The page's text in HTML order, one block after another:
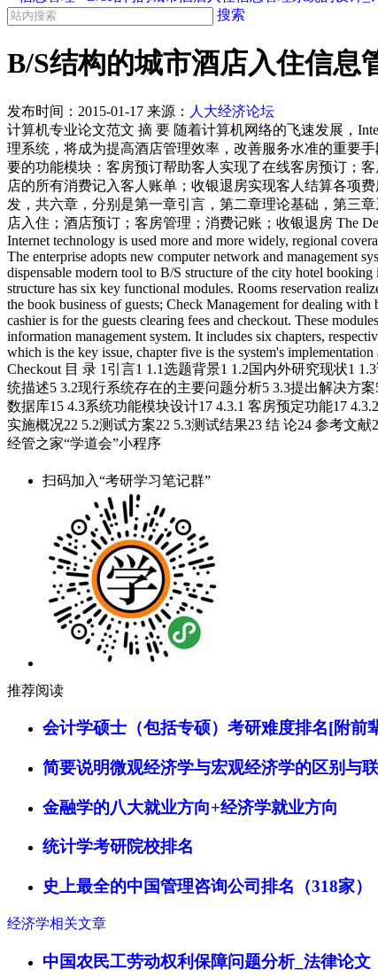
搜索
B/S结构的城市酒店入住信息
发布时间： 2015-01-17 来源： 人大经济论坛
计算机专业论文范文 摘 要 随着计算机网络的飞速发展，
理系统，将成为提高酒店管理效率，改善服务水准的重要
要的功能模块：客房预订帮助客人实现了在线客房预订；
店的所有消费记入客人账单；收银退房实现客人结算各项
发，共六章，分别是第一章引言，第二章理论基础，第三
店入住；酒店预订；客房管理；消费记账；收银退房 The
Internet technology is used more and more widely, regional
The enterprise adopts new computer network and management
dispensable modern tool to B/S structure of the city hotel
structure has six key functional modules. Rooms reservation
the book business of guests; Check Management for dealing
cashier is for the guests clearing fees and checkout. These
information management system. It includes six chapters,
which is the key issue, chapter five is the system's
Checkout 目 录 1引言1 1.1选题背景1 1.2国内外研究现状1
统描述5 3.2现行系统存在的主要问题分析5 3.3提出解决方
数据库15 4.3系统功能模块设计17 4.3.1 客房预定功能17
实施概况22 5.2测试方案22 5.3测试结果23 结 论24 参考文献
经管之家“学道会”小程序
扫码加入“考研学习笔记群”
推荐阅读
会计学硕士（包括专硕）考研难度排名[附前
简要说明微观经济学与宏观经济学的区别与
金融学的八大就业方向+经济学就业方向
统计学考研院校排名
史上最全的中国管理咨询公司排名（318家）
经济学相关文章
中国农民工劳动权利保障问题分析_法律论文